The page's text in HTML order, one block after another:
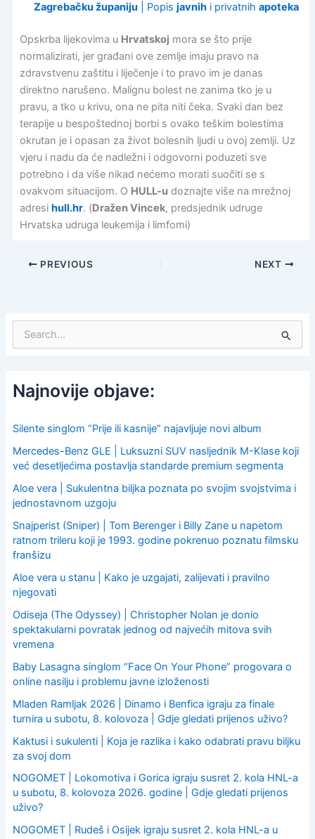
Zagrebačku županiju| Popis javnihi privatnih apoteka
Opskrba lijekovima u Hrvatskoj mora se što prije
normalizirati, jer građani ove zemlje imaju pravo na
zdravstvenu zaštitu i liječenje i to pravo im je danas
direktno narušeno. Malignu bolest ne zanima tko je u
pravu, a tko u krivu, ona ne pita niti čeka. Svaki dan bez
terapije u bespoštednoj borbi s ovako teškim bolestima
okrutan je i opasan za život bolesnih ljudi u ovoj zemlji. Uz
vjeru i nadu da će nadležni i odgovorni poduzeti sve
potrebno i da više nikad nećemo morati suočiti se s
ovakvom situacijom. O HULL-u doznajte više na mrežnoj
adresi hull.hr. (Dražen Vincek, predsjednik udruge
Hrvatska udruga leukemija i limfomi)
PREVIOUS NEXT
c
h
o
:
Najnovije objave:
Silente singlom “Prije ili kasnije” najavljuje novi album
Mercedes-Benz GLE | Luksuzni SUV nasljednik M-Klase koji
već desetljećima postavlja standarde premium segmenta
Aloe vera | Sukulentna biljka poznata po svojim svojstvima i
jednostavnom uzgoju
Snajperist (Sniper) | Tom Berenger i Billy Zane u napetom
ratnom trileru koji je 1993. godine pokrenuo poznatu filmsku
franšizu
Aloe vera u stanu | Kako je uzgajati, zalijevati i pravilno
njegovati
Odiseja (The Odyssey) | Christopher Nolan je donio
spektakularni povratak jednog od najvećih mitova svih
vremena
Baby Lasagna singlom “Face On Your Phone” progovara o
online nasilju i problemu javne izloženosti
Mladen Ramljak 2026 | Dinamo i Benfica igraju za finale
turnira u subotu, 8. kolovoza | Gdje gledati prijenos uživo?
Kaktusi i sukulenti | Koja je razlika i kako odabrati pravu biljku
za svoj dom
NOGOMET | Lokomotiva i Gorica igraju susret 2. kola HNL-a
u subotu, 8. kolovoza 2026. godine | Gdje gledati prijenos
uživo?
NOGOMET | Rudeš i Osijek igraju susret 2. kola HNL-a u